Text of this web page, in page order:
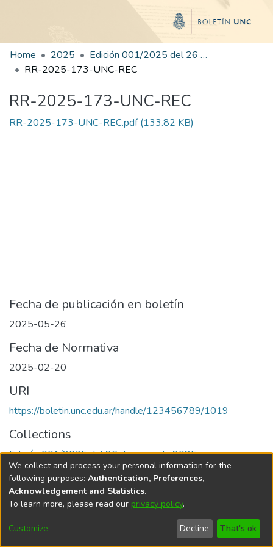
Home 2025
Edición 001/2025 del 26 de mayo de 2025
RR-2025-173-UNC-REC
RR-2025-173-UNC-REC
RR-2025-173-UNC-REC.pdf(133.82 KB)
Fecha de publicación en boletín
2025-05-26
Fecha de Normativa
2025-02-20
URI
https://boletin.unc.edu.ar/handle/123456789/1019
Collections
Edición 001/2025 del 26 de mayo de 2025
Universidad Nacional de Córdoba
We collect and process your personal information for the
following purposes: Authentication, Preferences,
Acknowledgement and Statistics.
To learn more, please read our privacy policy.
Customize Decline That's ok